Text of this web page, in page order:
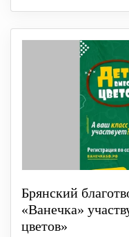
Брянский
«Ванечка»
цветов»